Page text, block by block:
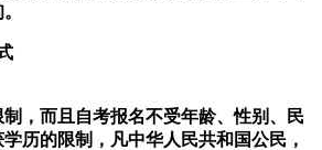
制，而且自考报名不受年龄、性别、民
历的限制，凡中华人民共和国公民，